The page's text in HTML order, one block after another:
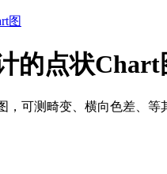
的点状Chart
，可测畸变、横向色差、